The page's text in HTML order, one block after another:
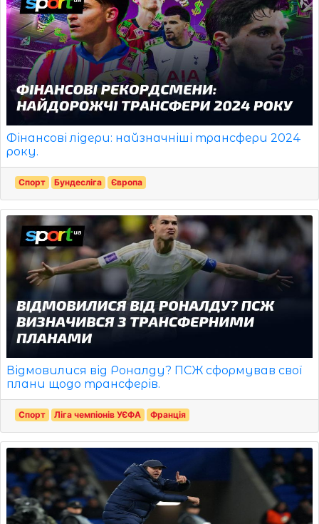
Фінансові лідери: найзначніші трансфери 2024
року.
Спорт Бундесліга Європа
Відмовилися від Роналду? ПСЖ сформував свої
плани щодо трансферів.
Спорт Ліга чемпіонів УЄФА Франція